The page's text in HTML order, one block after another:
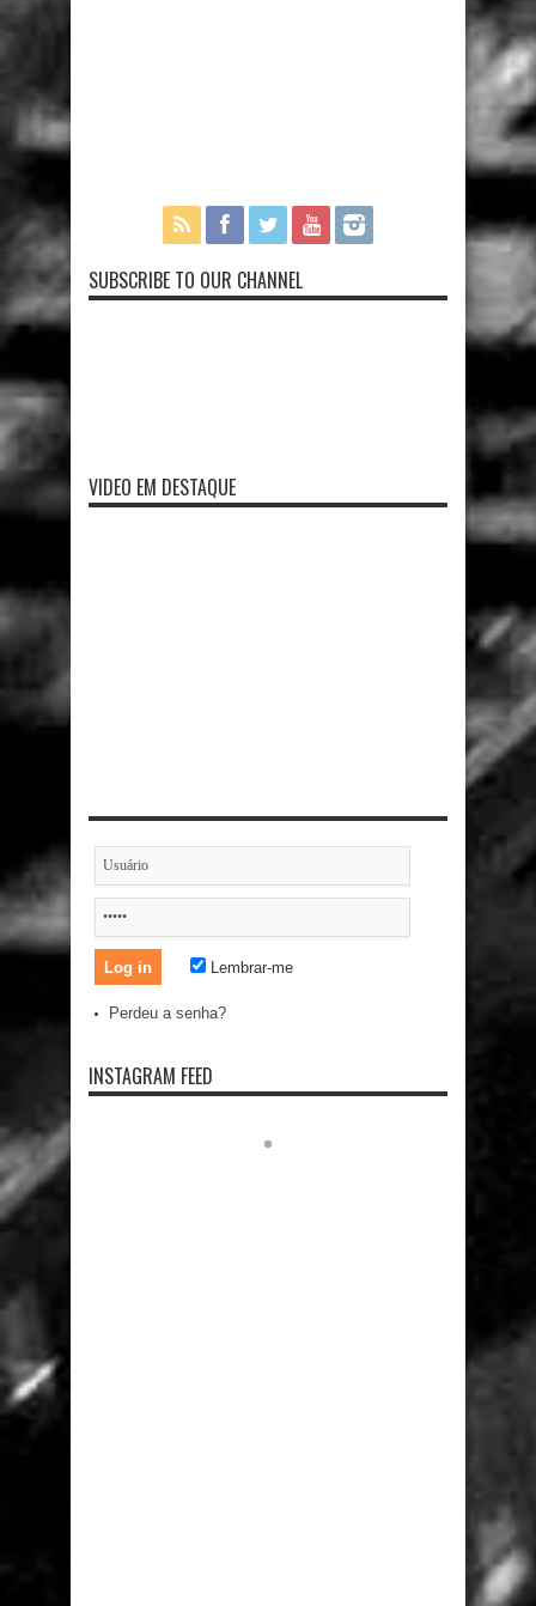
SUBSCRIBE TO OUR CHANNEL
VIDEO EM DESTAQUE
Lembrar-me
Perdeu a senha?
INSTAGRAM FEED